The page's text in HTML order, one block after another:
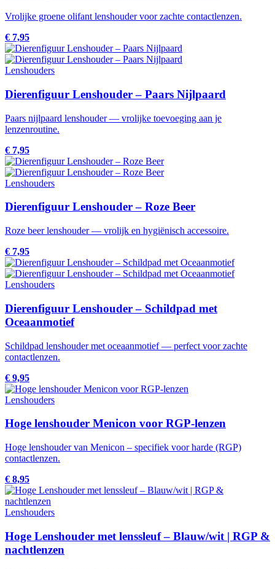
Vrolijke groene olifant lenshouder voor zachte contactlenzen.
€ 7,95
Lenshouders
Dierenfiguur Lenshouder – Paars Nijlpaard
Paars nijlpaard lenshouder — vrolijke toevoeging aan je
lenzenroutine.
€ 7,95
Lenshouders
Dierenfiguur Lenshouder – Roze Beer
Roze beer lenshouder — vrolijk en hygiënisch accessoire.
€ 7,95
Lenshouders
Dierenfiguur Lenshouder – Schildpad met
Oceaanmotief
Schildpad lenshouder met oceaanmotief — perfect voor zachte
contactlenzen.
€ 9,95
Lenshouders
Hoge lenshouder Menicon voor RGP-lenzen
Hoge lenshouder van Menicon – specifiek voor harde (RGP)
contactlenzen.
€ 8,95
Lenshouders
Hoge Lenshouder met lenssleuf – Blauw/wit | RGP &
nachtlenzen